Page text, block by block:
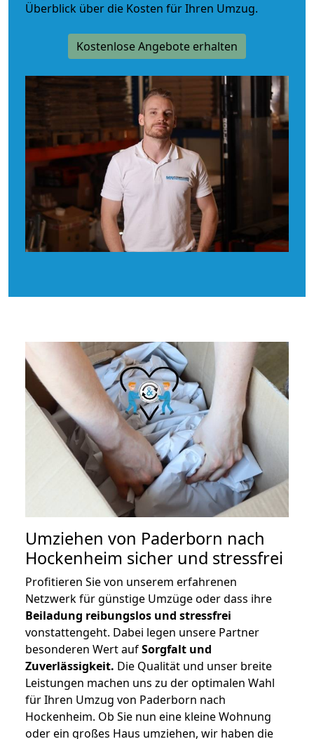
Überblick über die Kosten für Ihren Umzug.
Kostenlose Angebote erhalten
Umziehen von Paderborn nach
Hockenheim sicher und stressfrei
Profitieren Sie von unserem erfahrenen
Netzwerk für günstige Umzüge oder dass ihre
Beiladung reibungslos und stressfrei
vonstattengeht. Dabei legen unsere Partner
besonderen Wert aufSorgfalt und
Zuverlässigkeit. Die Qualität und unser breite
Leistungen machen uns zu der optimalen Wahl
für Ihren Umzug von Paderborn nach
Hockenheim. Ob Sie nun eine kleine Wohnung
oder ein großes Haus umziehen, wir haben die